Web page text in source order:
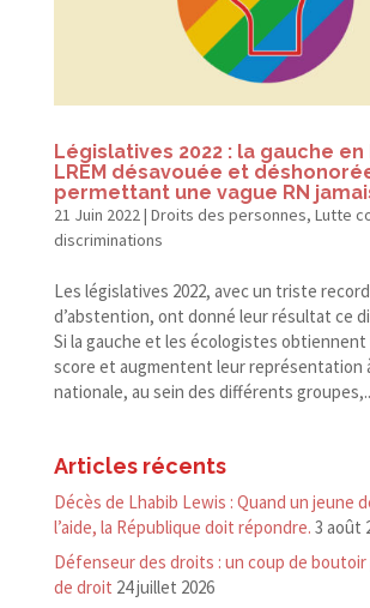
Législatives 2022 : la gauche en
LREM désavouée et
permettant une vague RN
21 Juin 2022| Droits des personnes, Lutte
discriminations
Les législatives 2022, avec un triste
d’abstention, ont donné leur résultat ce
Si la gauche et les écologistes obtiennent
score et augmentent leur représentation
nationale, au sein des différents
Articles récents
Décès de Lhabib Lewis : Quand un jeune
l’aide, la République doit répondre. 3 août
Défenseur des droits : un coup de boutoir
de droit 24 juillet 2026